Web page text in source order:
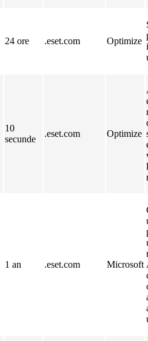
24 ore .eset.com Optimize
10
secunde
.eset.com Optimize
1 an .eset.com Microsoft